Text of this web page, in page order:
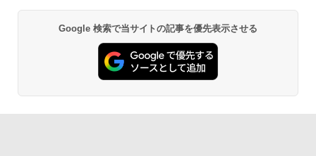
Google 検索で当サイトの記事を優先表示させる